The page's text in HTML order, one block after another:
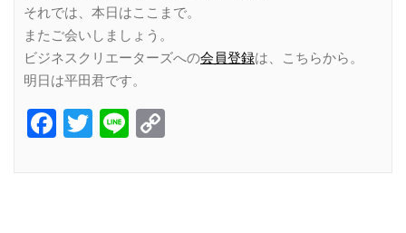
それでは、本日はここまで。
またご会いしましょう。
ビジネスクリエーターズへの会員登録は、こちらから。
明日は平田君です。
Facebook
Twitter
Line